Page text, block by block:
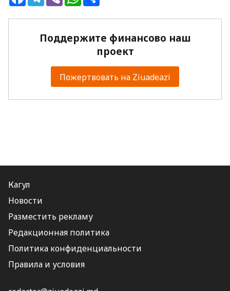
Поддержите финансово наш
проект
Пожертвовать на Ziuadeazi
Кагул
Новости
Разместить рекламу
Редакционная политика
Политика конфиденциальности
Правила и условия